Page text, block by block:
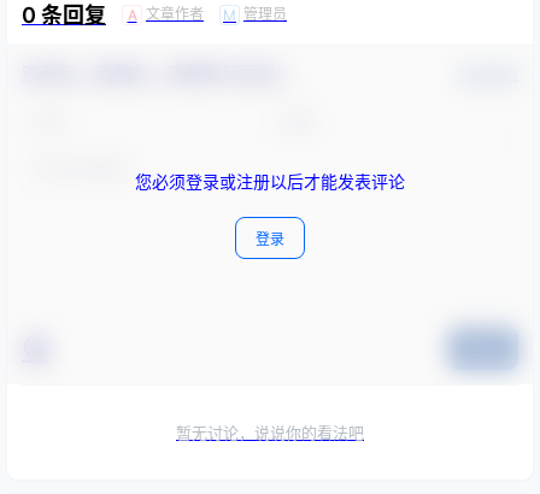
0 条回复 A 文章作者 M 管理员
您必须登录或注册以后才能发表评论
登录
暂无讨论，说说你的看法吧